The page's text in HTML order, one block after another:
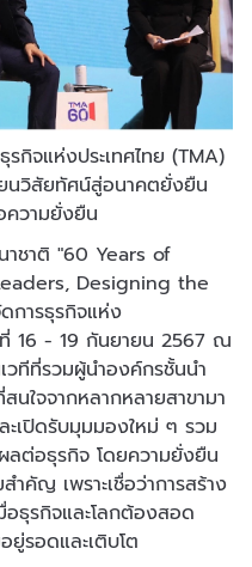
กิจแห่งประเทศไทย (TMA)
นวิสัยทัศน์สู่อนาคตยั่งยืน
วามยั่งยืน
าชาติ "60 Years of
Designing the
การธุรกิจแห่ง
ที่ 16 - 19 กันยายน 2567 ณ
วทีที่รวมผู้นำองค์กรชั้นนำ
นใจจากหลากหลายสาขามา
เปิดรับมุมมองใหม่ ๆ รวม
ลต่อธุรกิจ โดยความยั่งยืน
ำคัญ เพราะเชื่อว่าการสร้าง
อธุรกิจและโลกต้องสอด
ยู่รอดและเติบโต